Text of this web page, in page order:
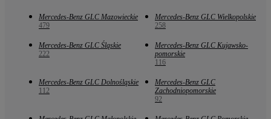
Mercedes-Benz GLC Mazowieckie
479
Mercedes-Benz GLC Wielkopolskie
258
Mercedes-Benz GLC Śląskie
222
Mercedes-Benz GLC Kujawsko-
pomorskie
116
Mercedes-Benz GLC Dolnośląskie
112
Mercedes-Benz GLC
Zachodniopomorskie
92